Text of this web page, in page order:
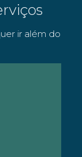
ir além do